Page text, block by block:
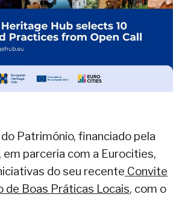
Património, financiado pela
em parceria com a Eurocities,
do seu recente Convite
de Boas Práticas Locais, com o